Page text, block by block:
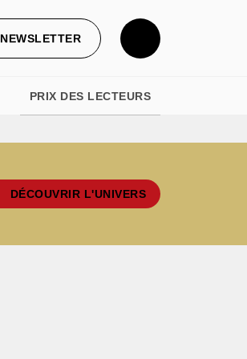
NEWSLETTER
PRIX DES LECTEURS
DÉCOUVRIR L'UNIVERS